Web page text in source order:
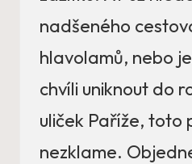
nadšeného
hlavolamů, nebo
chvíli uniknout do
uliček Paříže, toto
nezklame.